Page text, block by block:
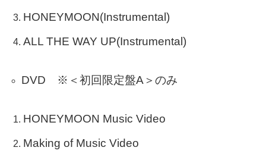
HONEYMOON(Instrumental)
ALL THE WAY UP(Instrumental)
DVD ※＜初回限定盤A＞のみ
HONEYMOON Music Video
Making of Music Video